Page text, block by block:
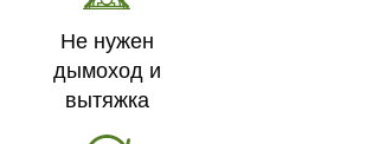
Не нужен
дымоход и
вытяжка